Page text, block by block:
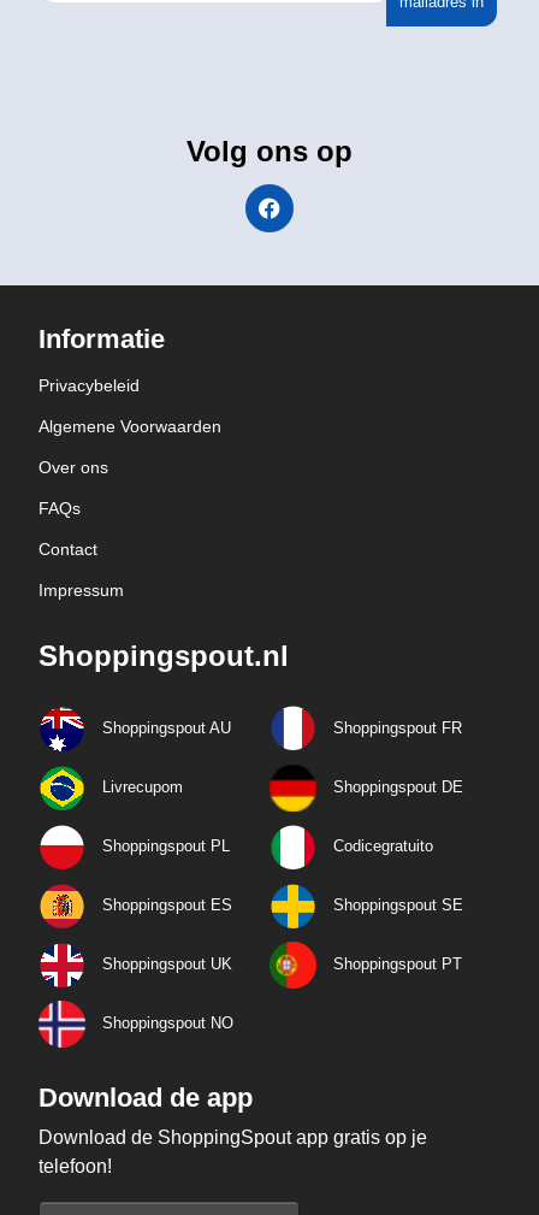
Volg ons op
Informatie
Privacybeleid
Algemene Voorwaarden
Over ons
FAQs
Contact
Impressum
Shoppingspout.nl
Shoppingspout AU Shoppingspout FR
Livrecupom Shoppingspout DE
Shoppingspout PL Codicegratuito
Shoppingspout ES Shoppingspout SE
Shoppingspout UK Shoppingspout PT
Shoppingspout NO
Download de app
Download de ShoppingSpout app gratis op je
telefoon!